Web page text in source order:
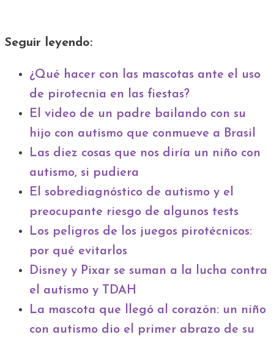
Seguir leyendo:
¿Qué hacer con las mascotas ante el uso
de pirotecnia en las fiestas?
El video de un padre bailando con su
hijo con autismo que conmueve a Brasil
Las diez cosas que nos diría un niño con
autismo, si pudiera
El sobrediagnóstico de autismo y el
preocupante riesgo de algunos tests
Los peligros de los juegos pirotécnicos:
por qué evitarlos
Disney y Pixar se suman a la lucha contra
el autismo y TDAH
La mascota que llegó al corazón: un niño
con autismo dio el primer abrazo de su